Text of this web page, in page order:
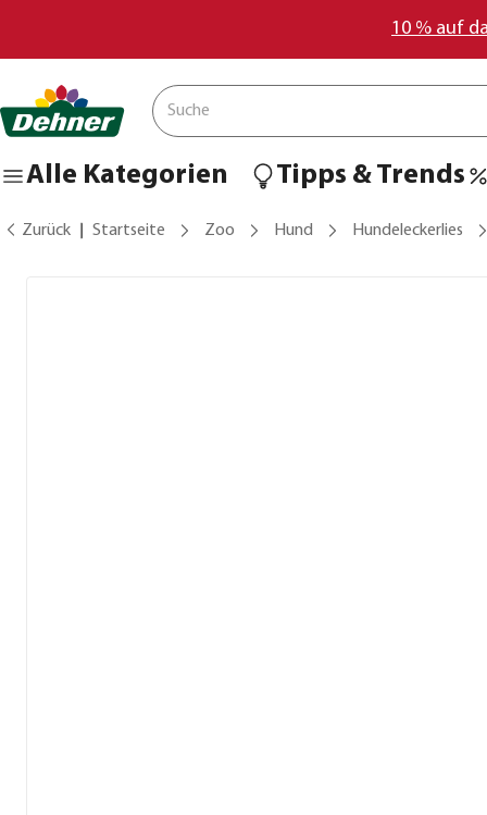
10 % auf
Alle Kategorien Tipps & Trends
Zurück Startseite Zoo Hund Hundeleckerlies